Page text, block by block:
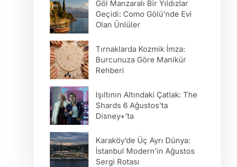
Göl Manzaralı Bir Yıldızlar
Geçidi: Como Gölü’nde Evi
Olan Ünlüler
Tırnaklarda Kozmik İmza:
Burcunuza Göre Manikür
Rehberi
Işıltının Altındaki Çatlak: The
Shards 6 Ağustos’ta
Disney+’ta
Karaköy’de Üç Ayrı Dünya:
İstanbul Modern’in Ağustos
Sergi Rotası